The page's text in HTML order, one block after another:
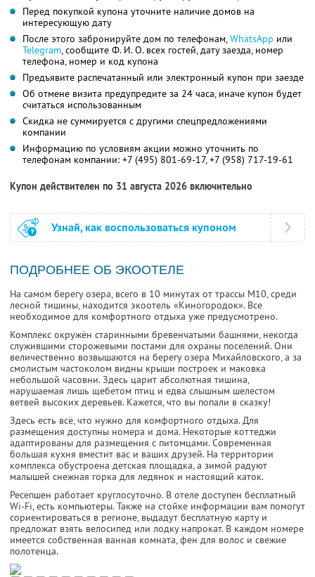
Перед покупкой купона уточните наличие домов на
интересующую дату
После этого забронируйте дом по телефонам,WhatsApp или
Telegram, сообщите Ф. И. О. всех гостей, дату заезда, номер
телефона, номер и код купона
Предъявите распечатанный или электронный купон при заезде
Об отмене визита предупредите за 24 часа, иначе купон будет
считаться использованным
Скидка не суммируется с другими спецпредложениями
компании
Информацию по условиям акции можно уточнить по
телефонам компании: +7 (495) 801-69-17, +7 (958) 717-19-61
Купон действителен по 31 августа 2026 включительно
Узнай, как воспользоваться купоном
ПОДРОБНЕЕ ОБ ЭКООТЕЛЕ
На самом берегу озера, всего в 10 минутах от трассы М10, среди
лесной тишины, находится экоотель «Киногородок». Все
необходимое для комфортного отдыха уже предусмотрено.
Комплекс окружён старинными бревенчатыми башнями, некогда
служившими сторожевыми постами для охраны поселений. Они
величественно возвышаются на берегу озера Михайловского, а за
смолистым частоколом видны крыши построек и маковка
небольшой часовни. Здесь царит абсолютная тишина,
нарушаемая лишь щебетом птиц и едва слышным шелестом
ветвей высоких деревьев. Кажется, что вы попали в сказку!
Здесь есть всё, что нужно для комфортного отдыха. Для
размещения доступны номера и дома. Некоторые коттеджи
адаптированы для размещения с питомцами. Современная
большая кухня вместит вас и ваших друзей. На территории
комплекса обустроена детская площадка, а зимой радуют
малышей снежная горка для ледянок и настоящий каток.
Ресепшен работает круглосуточно. В отеле доступен бесплатный
Wi-Fi, есть компьютеры. Также на стойке информации вам помогут
сориентироваться в регионе, выдадут бесплатную карту и
предложат взять велосипед или лодку напрокат. В каждом номере
имеется собственная ванная комната, фен для волос и свежие
полотенца.